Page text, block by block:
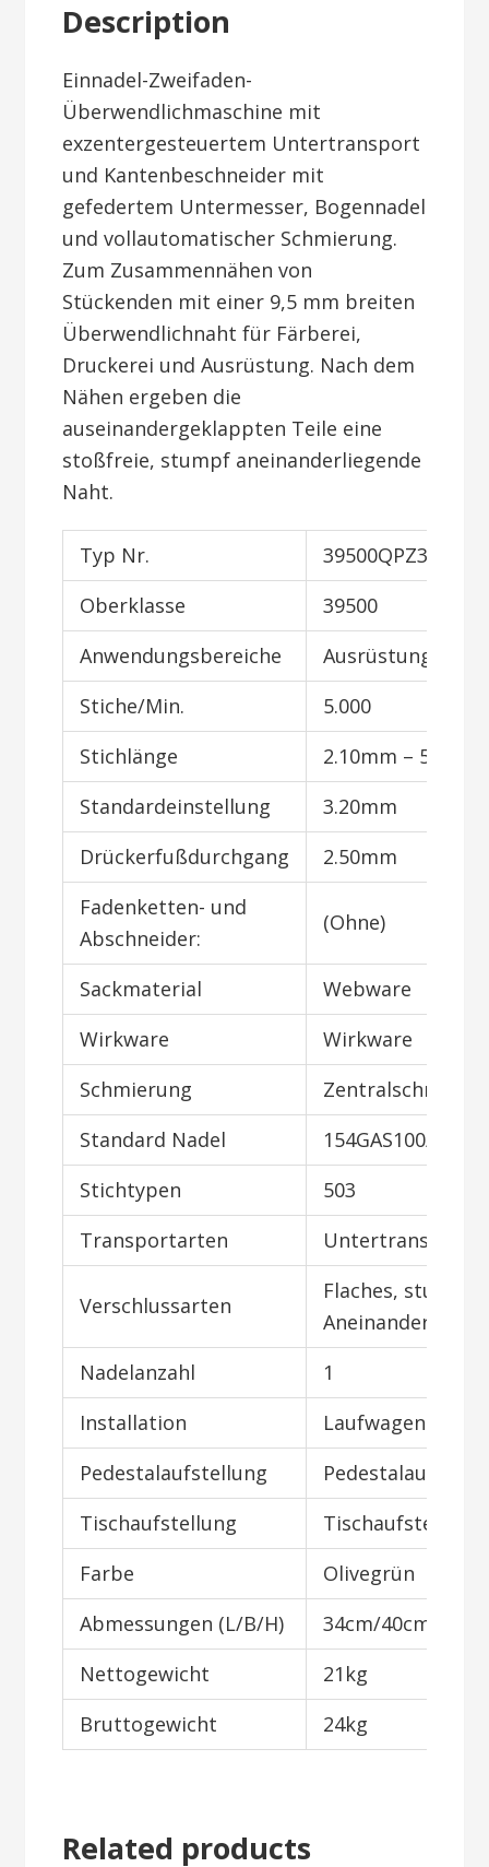
Description
Einnadel-Zweifaden-
Überwendlichmaschine mit
exzentergesteuertem Untertransport
und Kantenbeschneider mit
gefedertem Untermesser, Bogennadel
und vollautomatischer Schmierung.
Zum Zusammennähen von
Stückenden mit einer 9,5 mm breiten
Überwendlichnaht für Färberei,
Druckerei und Ausrüstung. Nach dem
Nähen ergeben die
auseinandergeklappten Teile eine
stoßfreie, stumpf aneinanderliegende
Naht.
Typ Nr.
39500QPZ3110A
Oberklasse
39500
Anwendungsbereiche
Ausrüstung
Stiche/Min.
5.000
Stichlänge
2.10mm –
Standardeinstellung
3.20mm
Drückerfußdurchgang
2.50mm
Fadenketten- und
Abschneider:
(Ohne)
Sackmaterial
Webware
Wirkware
Wirkware
Schmierung
Standard Nadel
154GAS100/040
Stichtypen
503
Transportarten
Untertransport
Verschlussarten
Flaches,
Aneinandernähen
Nadelanzahl
1
Installation
Laufwagen
Pedestalaufstellung
Tischaufstellung
Tischaufstellung
Farbe
Olivegrün
Abmessungen (L/B/H)
34cm/40cm/58cm
Nettogewicht
21kg
Bruttogewicht
24kg
Related products